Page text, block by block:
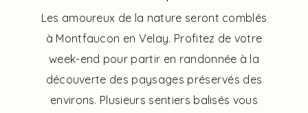
Les amoureux de la nature seront comblés
à Montfaucon en Velay. Profitez de votre
week-end pour partir en randonnée à la
découverte des paysages préservés des
environs. Plusieurs sentiers balisés vous